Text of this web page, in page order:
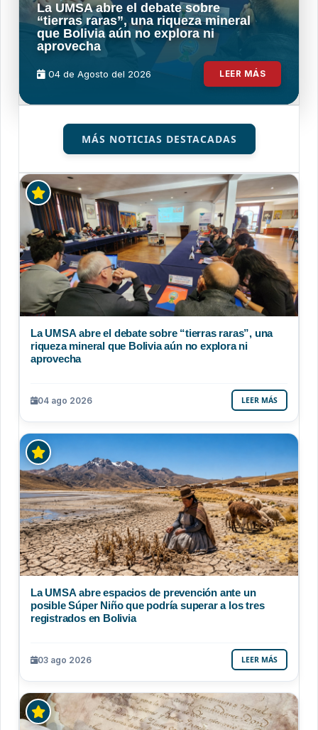
La UMSA abre el debate sobre
“tierras raras”, una riqueza mineral
que Bolivia aún no explora ni
aprovecha
04 de Agosto del 2026 LEER MÁS
MÁS NOTICIAS DESTACADAS
La UMSA abre el debate sobre “tierras raras”, una
riqueza mineral que Bolivia aún no explora ni
aprovecha
04 ago 2026 LEER MÁS
La UMSA abre espacios de prevención ante un
posible Súper Niño que podría superar a los tres
registrados en Bolivia
03 ago 2026 LEER MÁS